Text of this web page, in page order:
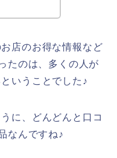
店のお得な情報など
たのは、多くの人が
いうことでした♪
に、どんどんと口コ
なんですね♪